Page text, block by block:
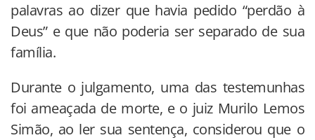
palavras ao dizer que havia pedido “perdão à
Deus” e que não poderia ser separado de sua
família.
Durante o julgamento, uma das testemunhas
foi ameaçada de morte, e o juiz Murilo Lemos
Simão, ao ler sua sentença, considerou que o